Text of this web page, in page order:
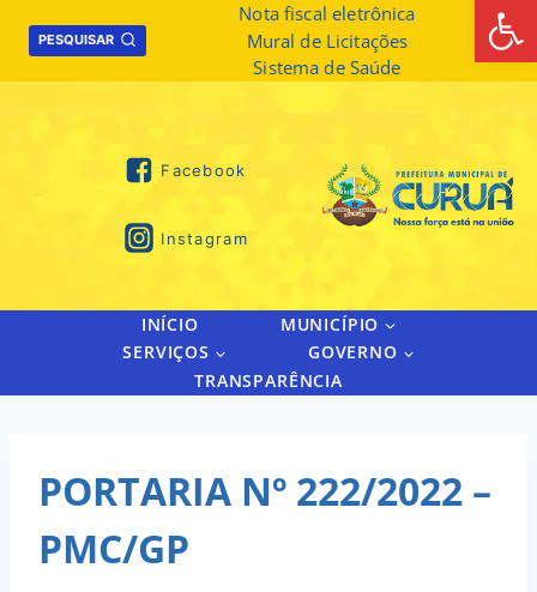
PESQUISAR
Nota fiscal eletrônica
Mural de Licitações
Sistema de Saúde
Facebook
Instagram
INÍCIO
MUNICÍPIO
SERVIÇOS
GOVERNO
TRANSPARÊNCIA
PORTARIA Nº 222/2022 –
PMC/GP